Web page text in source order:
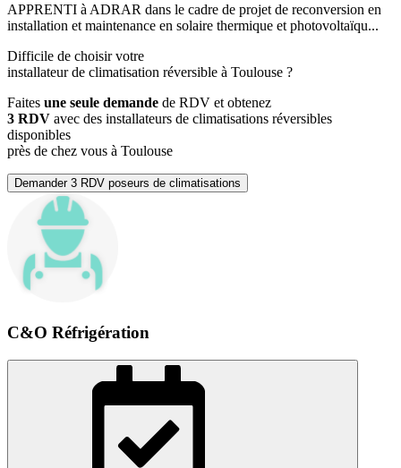
APPRENTI à ADRAR dans le cadre de projet de reconversion en
installation et maintenance en solaire thermique et photovoltaïqu...
Difficile de choisir votre
installateur de climatisation réversible à Toulouse ?
Faites une seule demande de RDV et obtenez
3 RDV avec des installateurs de climatisations réversibles
disponibles
près de chez vous à Toulouse
Demander 3 RDV poseurs de climatisations
C&O Réfrigération